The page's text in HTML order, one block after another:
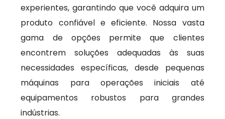
experientes, garantindo que você adquira um
produto confiável e eficiente. Nossa vasta
gama de opções permite que clientes
encontrem soluções adequadas às suas
necessidades específicas, desde pequenas
máquinas para operações iniciais até
equipamentos robustos para grandes
indústrias.